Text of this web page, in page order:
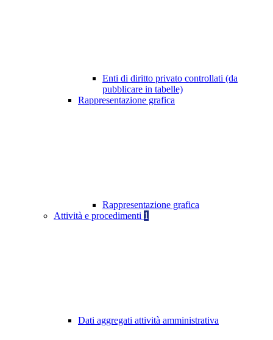
Enti di diritto privato controllati (da
pubblicare in tabelle)
Rappresentazione grafica
Rappresentazione grafica
Attività e procedimenti 1
Dati aggregati attività amministrativa